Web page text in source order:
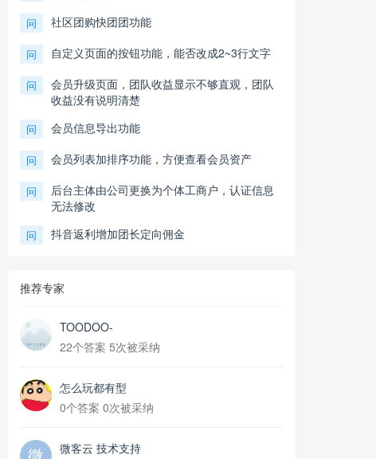
问 社区团购快团团功能
问 自定义页面的按钮功能，能否改成2~3行文字
问
会员升级页面，团队收益显示不够直观，团队
收益没有说明清楚
问 会员信息导出功能
问 会员列表加排序功能，方便查看会员资产
问
后台主体由公司更换为个体工商户，认证信息
无法修改
问 抖音返利增加团长定向佣金
推荐专家
TOODOO-
22个答案 5次被采纳
怎么玩都有型
0个答案 0次被采纳
微客云 技术支持